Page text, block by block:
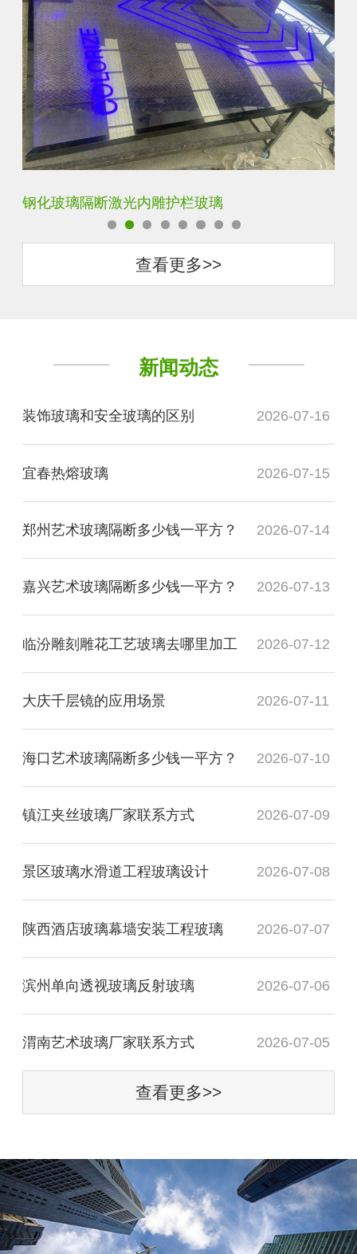
玻璃 艺术内雕雪花超白钢化激光内
查看更多>>
新闻动态
装饰玻璃和安全玻璃的区别 2026-07-16
宜春热熔玻璃 2026-07-15
郑州艺术玻璃隔断多少钱一平方？ 2026-07-14
嘉兴艺术玻璃隔断多少钱一平方？ 2026-07-13
临汾雕刻雕花工艺玻璃去哪里加工 2026-07-12
大庆千层镜的应用场景 2026-07-11
海口艺术玻璃隔断多少钱一平方？ 2026-07-10
镇江夹丝玻璃厂家联系方式 2026-07-09
景区玻璃水滑道工程玻璃设计 2026-07-08
陕西酒店玻璃幕墙安装工程玻璃 2026-07-07
滨州单向透视玻璃反射玻璃 2026-07-06
渭南艺术玻璃厂家联系方式 2026-07-05
查看更多>>